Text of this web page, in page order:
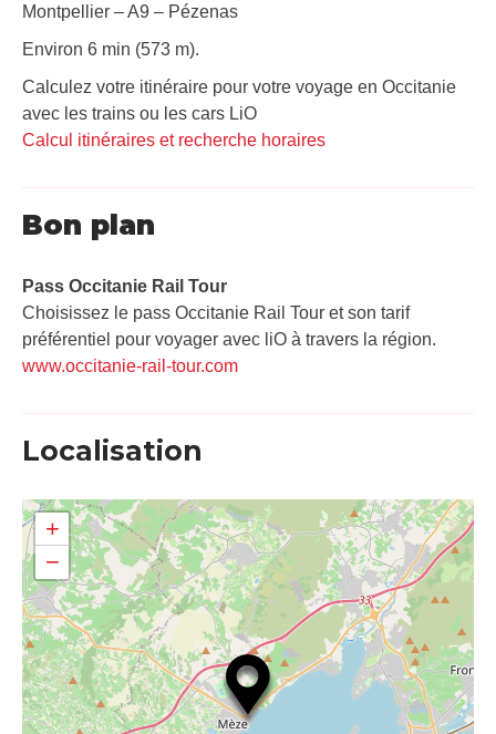
Montpellier – A9 – Pézenas
Environ 6 min (573 m).
Calculez votre itinéraire pour votre voyage en Occitanie
avec les trains ou les cars LiO
Calcul itinéraires et recherche horaires
Bon plan
Pass Occitanie Rail Tour​
Choisissez le pass Occitanie Rail Tour et son tarif
préférentiel pour voyager avec liO à travers la région.
www.occitanie-rail-tour.com
Localisation
+
−